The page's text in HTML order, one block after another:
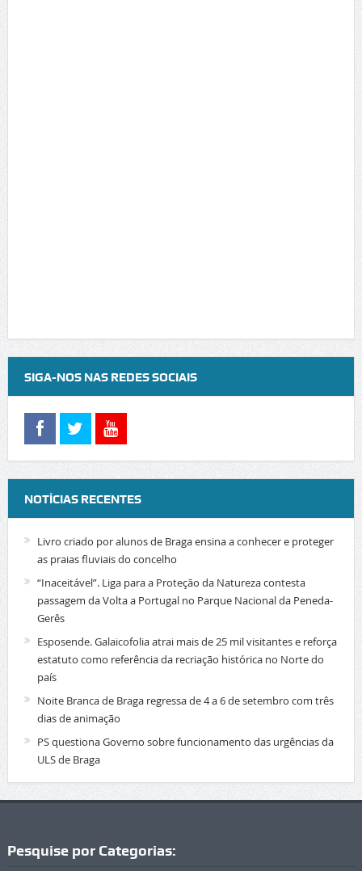
SIGA-NOS NAS REDES SOCIAIS
NOTÍCIAS RECENTES
Livro criado por alunos de Braga ensina a conhecer e proteger
as praias fluviais do concelho
“Inaceitável”. Liga para a Proteção da Natureza contesta
passagem da Volta a Portugal no Parque Nacional da Peneda-
Gerês
Esposende. Galaicofolia atrai mais de 25 mil visitantes e reforça
estatuto como referência da recriação histórica no Norte do
país
Noite Branca de Braga regressa de 4 a 6 de setembro com três
dias de animação
PS questiona Governo sobre funcionamento das urgências da
ULS de Braga
Pesquise por Categorias: